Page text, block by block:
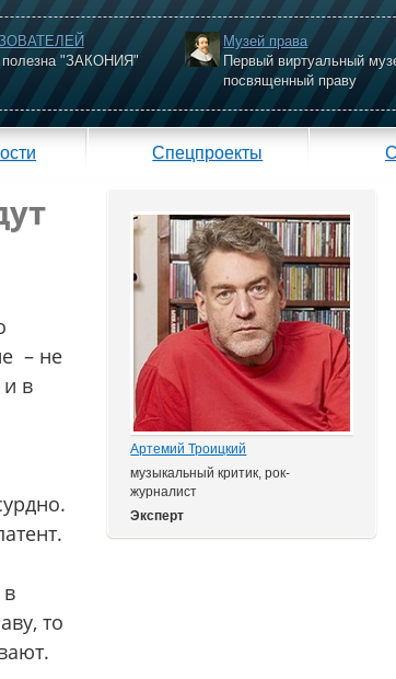
"ЗАКОНИЯ"
Музей права
Первый виртуальный
посвященный праву
Спецпроекты
– не
в
то
Артемий Троицкий
музыкальный критик, рок-
журналист
Эксперт